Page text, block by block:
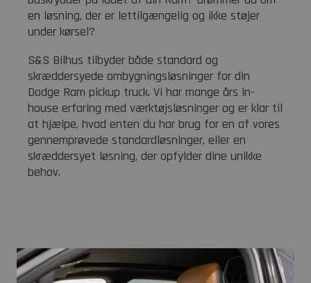
en løsning, der er lettilgængelig og ikke støjer
under kørsel?
S&S Bilhus tilbyder både standard og
skræddersyede ombygningsløsninger for din
Dodge Ram pickup truck. Vi har mange års in-
house erfaring med værktøjsløsninger og er klar til
at hjælpe, hvad enten du har brug for en af vores
gennemprøvede standardløsninger, eller en
skræddersyet løsning, der opfylder dine unikke
behov.